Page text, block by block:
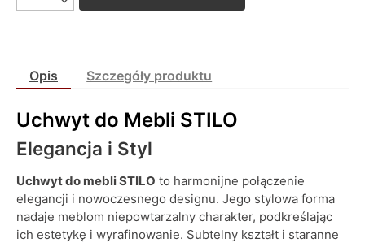
Opis Szczegóły produktu
Uchwyt do Mebli STILO
Elegancja i Styl
Uchwyt do mebli STILO to harmonijne połączenie
elegancji i nowoczesnego designu. Jego stylowa forma
nadaje meblom niepowtarzalny charakter, podkreślając
ich estetykę i wyrafinowanie. Subtelny kształt i staranne